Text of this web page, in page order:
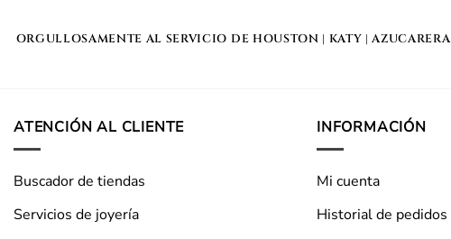
ORGULLOSAMENTE AL SERVICIO DE HOUSTON | KATY |AZUCARERA
ATENCIÓN AL CLIENTE
Buscador de tiendas
Servicios de joyería
INFORMACIÓN
Mi cuenta
Historial de pedidos